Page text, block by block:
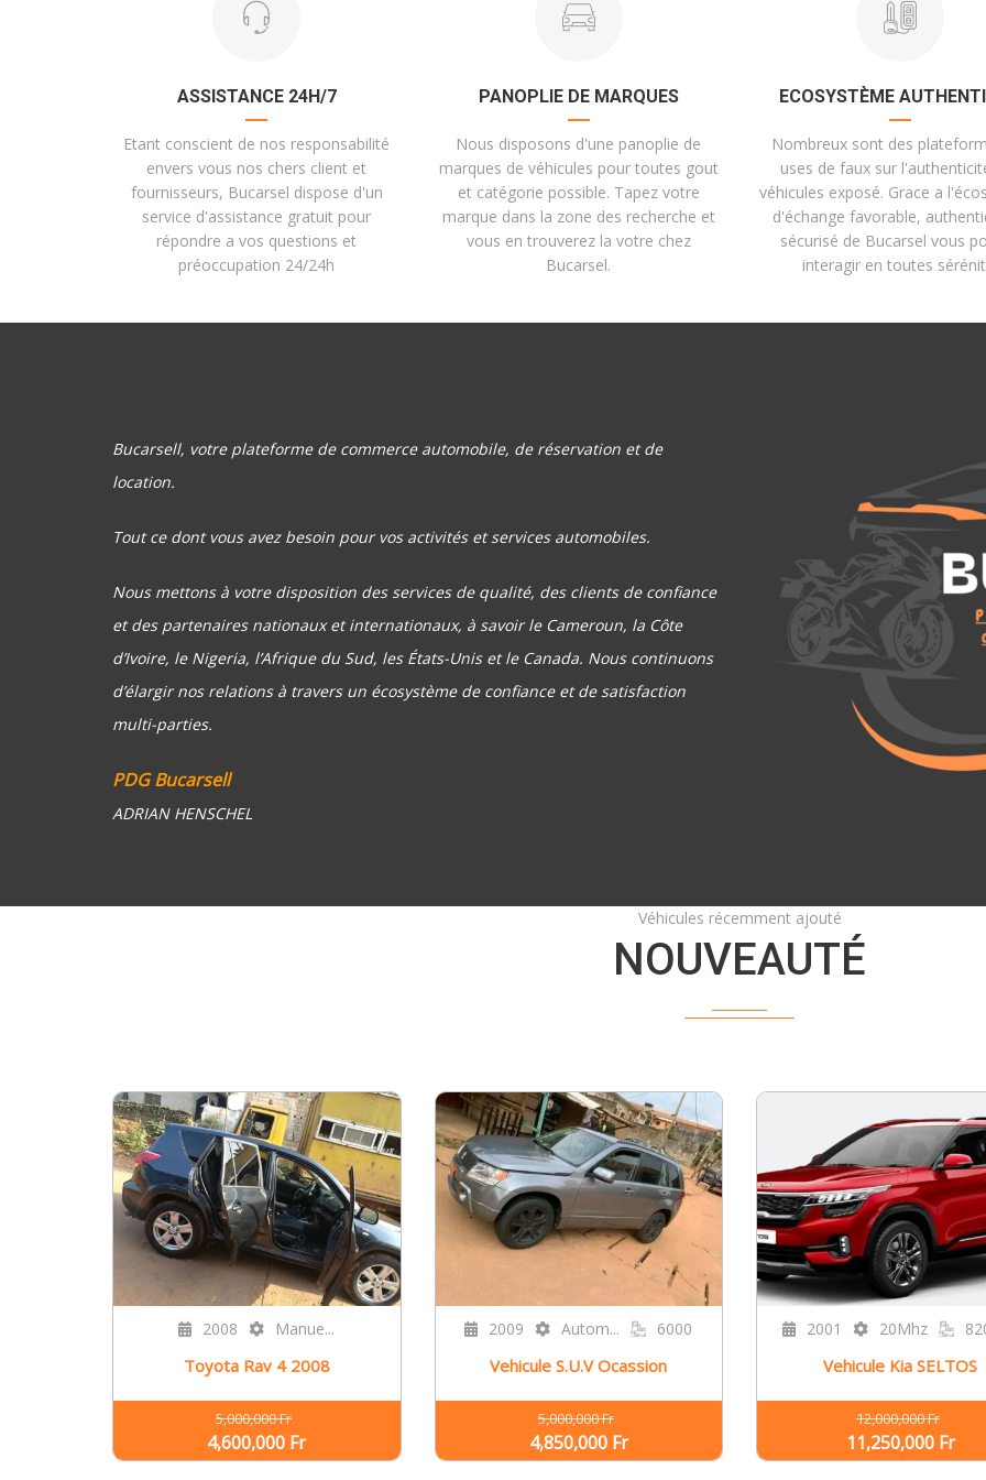
ASSISTANCE 24H/7
Etant conscient de nos responsabilité
envers vous nos chers client et
fournisseurs, Bucarsel dispose d'un
service d'assistance gratuit pour
répondre a vos questions et
préoccupation 24/24h
PANOPLIE DE MARQUES
Nous disposons d'une panoplie de
marques de véhicules pour toutes gout
et catégorie possible. Tapez votre
marque dans la zone des recherche et
vous en trouverez la votre chez
Bucarsel.
ECOSYSTÈME
Nombreux sont des
uses de faux sur
véhicules exposé. Grace a
d'échange favorable,
sécurisé de Bucarsel vous
interagir en toutes
Bucarsell, votre plateforme de commerce automobile, de réservation et de
location.
Tout ce dont vous avez besoin pour vos activités et services automobiles.
Nous mettons à votre disposition des services de qualité, des clients de confiance
et des partenaires nationaux et internationaux, à savoir le Cameroun, la Côte
d’Ivoire, le Nigeria, l’Afrique du Sud, les États-Unis et le Canada. Nous continuons
d’élargir nos relations à travers un écosystème de confiance et de satisfaction
multi-parties.
PDG Bucarsell
ADRIAN HENSCHEL
Véhicules récemment ajouté
NOUVEAUTÉ
2008 Manue...
Toyota Rav 4 2008
5,000,000 Fr
4,600,000 Fr
2009 Autom... 6000
Vehicule S.U.V Ocassion
5,000,000 Fr
4,850,000 Fr
2001 20Mhz
Vehicule Kia SELTOS
12,000,000 Fr
11,250,000 Fr